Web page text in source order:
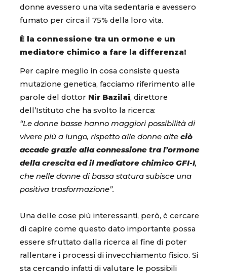
donne avessero una vita sedentaria e avessero
fumato per circa il 75% della loro vita.
È la connessione tra un ormone e un
mediatore chimico a fare la differenza!
Per capire meglio in cosa consiste questa
mutazione genetica, facciamo riferimento alle
parole del dottor Nir Bazilai, direttore
dell’Istituto che ha svolto la ricerca:
“Le donne basse hanno maggiori possibilità di
vivere più a lungo, rispetto alle donne alte ciò
accade grazie alla connessione tra l’ormone
della crescita ed il mediatore chimico GFI-I,
che nelle donne di bassa statura subisce una
positiva trasformazione”.
Una delle cose più interessanti, però, è cercare
di capire come questo dato importante possa
essere sfruttato dalla ricerca al fine di poter
rallentare i processi di invecchiamento fisico. Si
sta cercando infatti di valutare le possibili